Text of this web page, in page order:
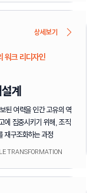
상세보기
크 리디자인
계
된 여력을 인간 고유의 역
에 집중시키기 위해, 조직
재구조화하는 과정
TRANSFORMATION